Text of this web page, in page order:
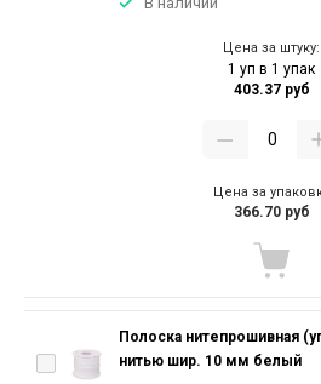
Цена за штуку:
1 уп в 1 упак
403.37 руб
Цена за
366.70 руб
Полоска нитепрошивная
нитью шир. 10 мм белый